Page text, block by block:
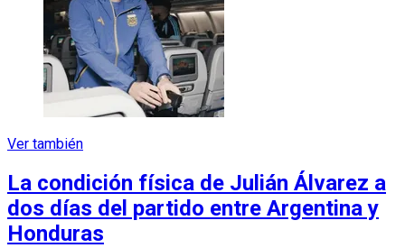
Ver también
La condición física de Julián Álvarez a
dos días del partido entre Argentina y
Honduras